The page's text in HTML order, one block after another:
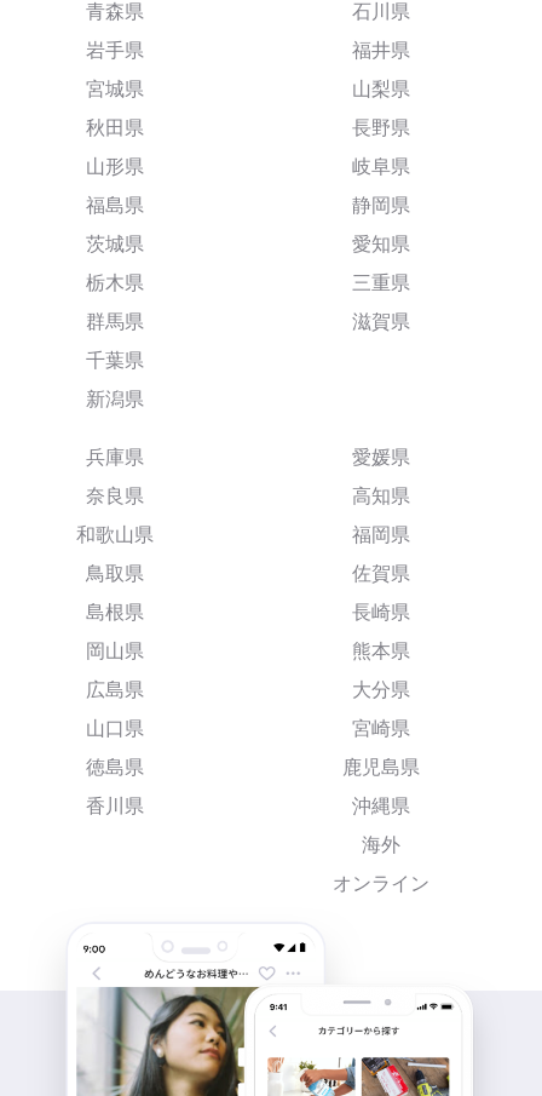
青森県
岩手県
宮城県
秋田県
山形県
福島県
茨城県
栃木県
群馬県
千葉県
新潟県
石川県
福井県
山梨県
長野県
岐阜県
静岡県
愛知県
三重県
滋賀県
兵庫県
奈良県
和歌山県
鳥取県
島根県
岡山県
広島県
山口県
徳島県
香川県
愛媛県
高知県
福岡県
佐賀県
長崎県
熊本県
大分県
宮崎県
鹿児島県
沖縄県
海外
オンライン